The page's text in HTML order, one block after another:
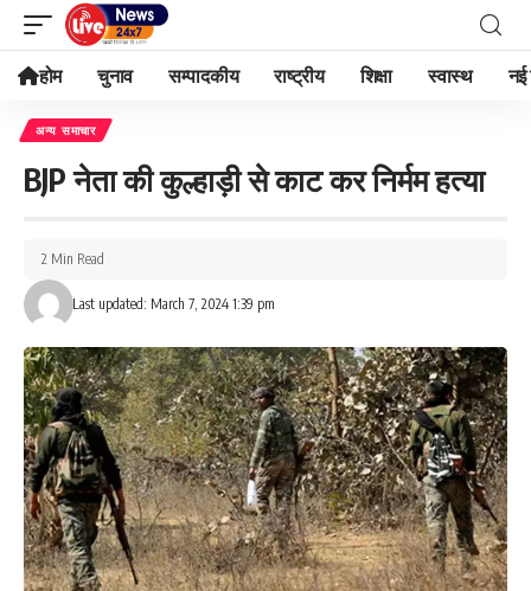
होम चुनाव सम्पादकीय राष्ट्रीय शिक्षा स्वास्थ नई
अन्य समाचार
BJP नेता की कुल्हाड़ी से काट कर निर्मम हत्या
Last updated: March 7, 2024 1:39 pm
2 Min Read